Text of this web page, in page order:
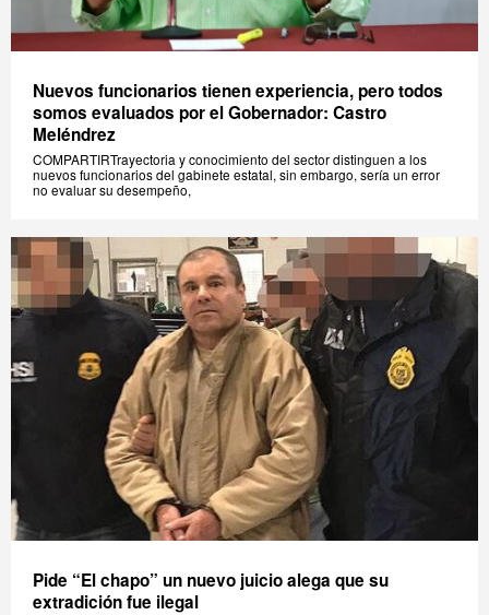
Nuevos funcionarios tienen experiencia, pero todos
somos evaluados por el Gobernador: Castro
Meléndrez
COMPARTIRTrayectoria y conocimiento del sector distinguen a los
nuevos funcionarios del gabinete estatal, sin embargo, sería un error
no evaluar su desempeño,
Pide “El chapo” un nuevo juicio alega que su
extradición fue ilegal